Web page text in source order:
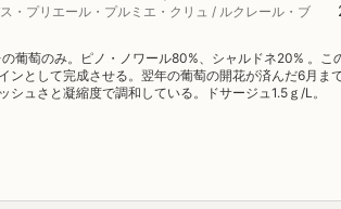
・プリエール・プルミエ・クリュ / ルクレール・ブ
葡萄のみ。ピノ・ノワール80%、シャルドネ20% 。
ンとして完成させる。翌年の葡萄の開花が済んだ6月
シュさと凝縮度で調和している。ドサージュ1.5ｇ/L。